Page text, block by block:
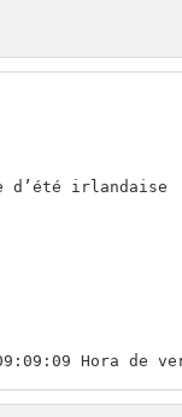
d’été irlandaise
Hora de